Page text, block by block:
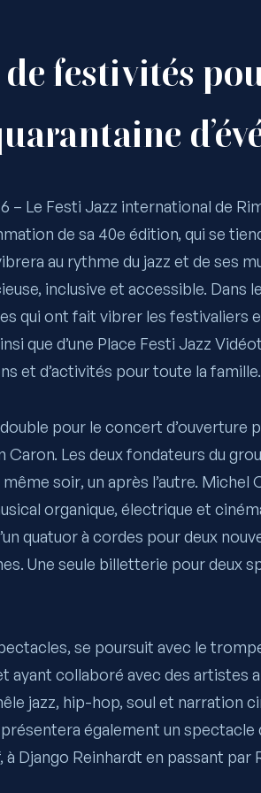
festivités
– Le Festi Jazz international de
de sa 40e édition, qui se
au rythme du jazz et de ses
inclusive et accessible. Dans
qui ont fait vibrer les festivaliers
que d’une Place Festi Jazz
et d’activités pour toute la famille.
pour le concert d’ouverture
Caron. Les deux fondateurs du
soir, un après l’autre. Michel
organique, électrique et
quatuor à cordes pour deux
Une seule billetterie pour deux
se poursuit avec le
ayant collaboré avec des artistes
jazz, hip-hop, soul et narration
également un spectacle
à Django Reinhardt en passant